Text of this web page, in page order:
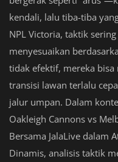
kendali, lalu tiba-tiba
NPL Victoria, taktik
menyesuaikan
tidak efektif, mereka
transisi lawan terlalu
jalur umpan. Dalam
Oakleigh Cannons vs
Bersama JalaLive dalam
Dinamis, analisis taktik